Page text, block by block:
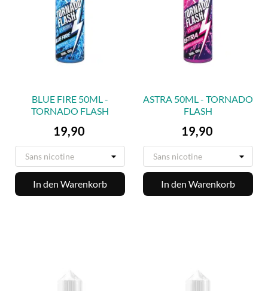
BLUE FIRE 50ML -
TORNADO FLASH
Preis
19,90
In den Warenkorb
ASTRA 50ML - TORNADO
FLASH
Preis
19,90
In den Warenkorb